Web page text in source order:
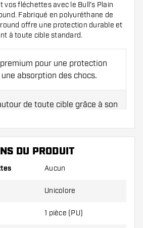
vos fléchettes avec le Bull's Plain
Fabriqué en polyuréthane de
offre une protection durable et
à toute cible standard.
pour une protection
absorption des chocs.
de toute cible grâce à son
murs et les pointes des
grâce à la haute densité
DU PRODUIT
Aucun
Unicolore
1 pièce (PU)